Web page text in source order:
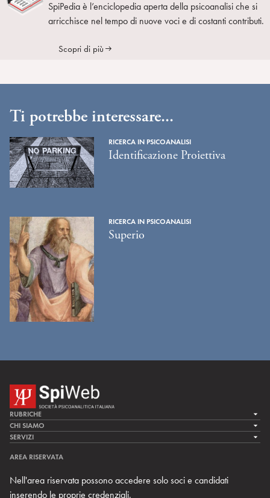
SpiPedia è l’enciclopedia aperta della psicoanalisi che si
arricchisce nel tempo di nuove voci e di costanti contributi.
Scopri di più
Ti potrebbe interessare...
RICERCA IN PSICOANALISI
Identificazione Proiettiva
RICERCA IN PSICOANALISI
Superio
RUBRICHE
LA CURA
LA RICERCA
MULTIMEDIA
CHI SIAMO
LA SPI
TEAM DI SPIWEB
CONTATTI
SERVIZI
ARCHIVIO STORICO
AREA RISERVATA
Nell'area riservata possono accedere solo soci e candidati
inserendo le proprie credenziali.